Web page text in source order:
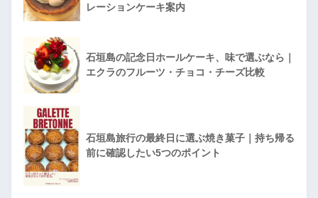
レーションケーキ案内
石垣島の記念日ホールケーキ、味で選ぶなら｜
エクラのフルーツ・チョコ・チーズ比較
石垣島旅行の最終日に選ぶ焼き菓子｜持ち帰る
前に確認したい5つのポイント